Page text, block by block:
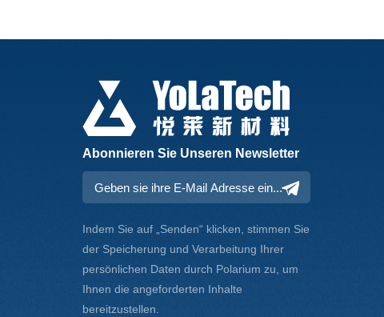
Abonnieren Sie Unseren Newsletter
Indem Sie auf „Senden“ klicken, stimmen Sie
der Speicherung und Verarbeitung Ihrer
persönlichen Daten durch Polarium zu, um
Ihnen die angeforderten Inhalte
bereitzustellen.